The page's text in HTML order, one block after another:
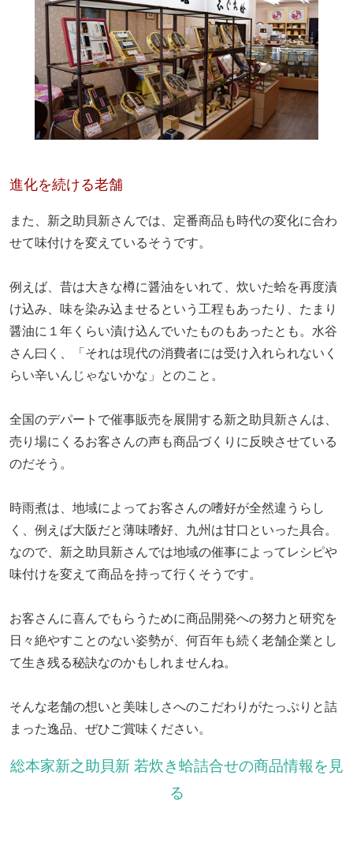
進化を続ける老舗
また、新之助貝新さんでは、定番商品も時代の変化に合わ
せて味付けを変えているそうです。
例えば、昔は大きな樽に醤油をいれて、炊いた蛤を再度漬
け込み、味を染み込ませるという工程もあったり、たまり
醤油に１年くらい漬け込んでいたものもあったとも。水谷
さん曰く、「それは現代の消費者には受け入れられないく
らい辛いんじゃないかな」とのこと。
全国のデパートで催事販売を展開する新之助貝新さんは、
売り場にくるお客さんの声も商品づくりに反映させている
のだそう。
時雨煮は、地域によってお客さんの嗜好が全然違うらし
く、例えば大阪だと薄味嗜好、九州は甘口といった具合。
なので、新之助貝新さんでは地域の催事によってレシピや
味付けを変えて商品を持って行くそうです。
お客さんに喜んでもらうために商品開発への努力と研究を
日々絶やすことのない姿勢が、何百年も続く老舗企業とし
て生き残る秘訣なのかもしれませんね。
そんな老舗の想いと美味しさへのこだわりがたっぷりと詰
まった逸品、ぜひご賞味ください。
総本家新之助貝新 若炊き蛤詰合せの商品情報を見
る